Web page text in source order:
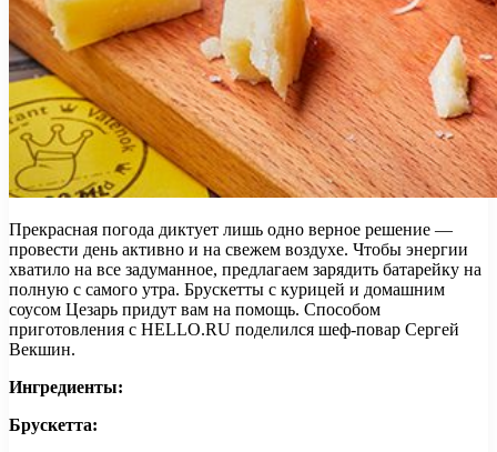
Прекрасная погода диктует лишь одно верное решение —
провести день активно и на свежем воздухе. Чтобы энергии
хватило на все задуманное, предлагаем зарядить батарейку на
полную с самого утра. Брускетты с курицей и домашним
соусом Цезарь придут вам на помощь. Способом
приготовления с HELLO.RU поделился шеф-повар Сергей
Векшин.
Ингредиенты:
Брускетта: